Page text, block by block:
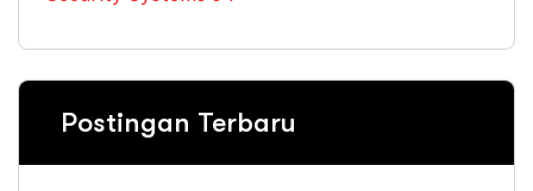
Postingan Terbaru